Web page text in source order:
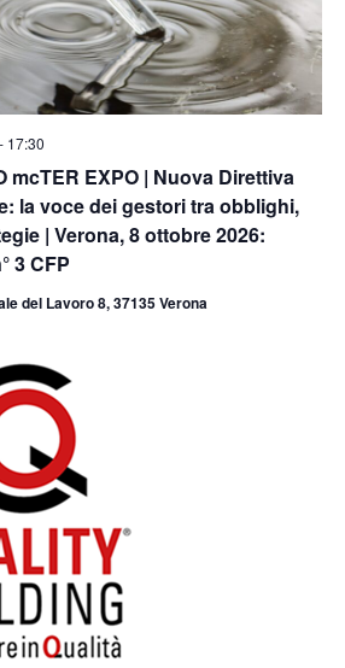
mcTER EXPO | Nuova Direttiva
la voce dei gestori tra obblighi,
| Verona, 8 ottobre 2026:
3 CFP
- 17:30
del Lavoro 8, 37135 Verona